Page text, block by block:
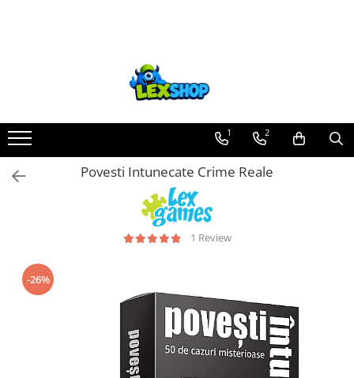
Board Games
Extensii boardgames
Card Games (jocuri cu carti)
Jocuri pentru toata familia
Jocuri pentru copii
1 2
Povesti Intunecate Crime Reale
1 Review
-26%